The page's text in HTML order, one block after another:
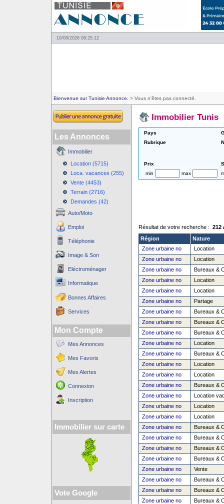
10/08/2026 08:25:12
Bienvenue sur Tunisie Annonce. > Vous n'êtes pas connecté.
Les Annonces
Immobilier
Location (5715)
Loca. vacances (255)
Vente (4453)
Terrain (2716)
Demandes (42)
Auto/Moto
Emploi
Téléphonie
Image & Son
Eléctroménager
Informatique
Bonnes Affaires
Services
Mon Compte
Mes Annonces
Mes Favoris
Mes Alertes
Connexion
Inscription
Immobilier sur carte
Vote Google
Immobilier Tunis
Pays
Rubrique
Prix
min
max
Résultat de votre recherche : 212
Région
Nature
Zone urbaine no
Location
Zone urbaine no
Location
Zone urbaine no
Bureaux &
Zone urbaine no
Location
Zone urbaine no
Location
Zone urbaine no
Partage
Zone urbaine no
Bureaux &
Zone urbaine no
Bureaux &
Zone urbaine no
Bureaux &
Zone urbaine no
Location
Zone urbaine no
Bureaux &
Zone urbaine no
Location
Zone urbaine no
Location
Zone urbaine no
Bureaux &
Zone urbaine no
Location
Zone urbaine no
Location
Zone urbaine no
Location
Zone urbaine no
Bureaux &
Zone urbaine no
Bureaux &
Zone urbaine no
Bureaux &
Zone urbaine no
Bureaux &
Zone urbaine no
Vente
Zone urbaine no
Bureaux &
Zone urbaine no
Bureaux &
Zone urbaine no
Bureaux &